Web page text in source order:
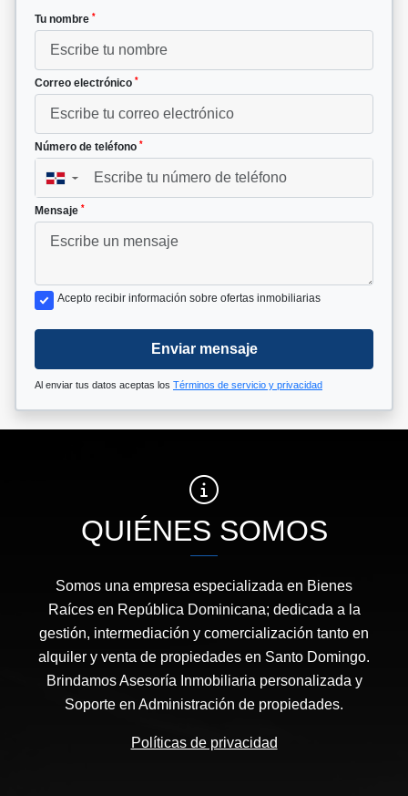
Tu nombre *
Correo electrónico *
Número de teléfono *
▼
Mensaje *
Acepto recibir información sobre ofertas inmobiliarias
Enviar mensaje
Al enviar tus datos aceptas los Términos de servicio y privacidad
QUIÉNES SOMOS
Somos una empresa especializada en Bienes
Raíces en República Dominicana; dedicada a la
gestión, intermediación y comercialización tanto en
alquiler y venta de propiedades en Santo Domingo.
Brindamos Asesoría Inmobiliaria personalizada y
Soporte en Administración de propiedades.
Políticas de privacidad